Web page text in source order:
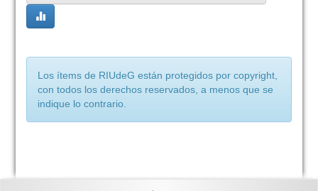
Los ítems de RIUdeG están protegidos por copyright,
con todos los derechos reservados, a menos que se
indique lo contrario.